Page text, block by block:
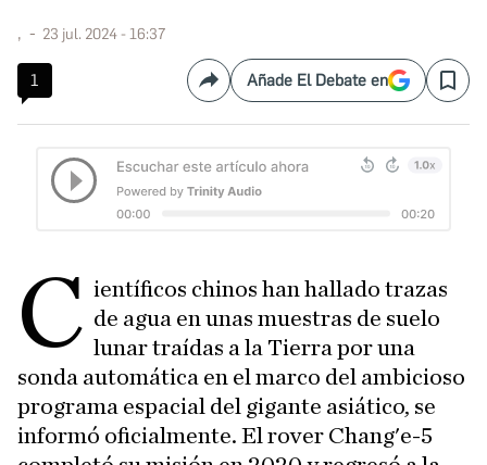
, 23 jul. 2024 - 16:37
1 CompartirAñade El Debate en Save
C ientíficos chinos han hallado trazas
de agua en unas muestras de suelo
lunar traídas a la Tierra por una
sonda automática en el marco del ambicioso
programa espacial del gigante asiático, se
informó oficialmente. El rover Chang'e-5